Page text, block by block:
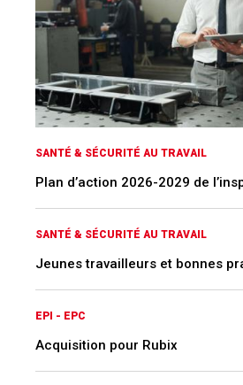
SANTÉ & SÉCURITÉ AU TRAVAIL
Plan d’action 2026-2029 de
SANTÉ & SÉCURITÉ AU TRAVAIL
Jeunes travailleurs et bonnes
EPI - EPC
Acquisition pour Rubix